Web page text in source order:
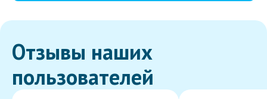
Отзывы наших
пользователей